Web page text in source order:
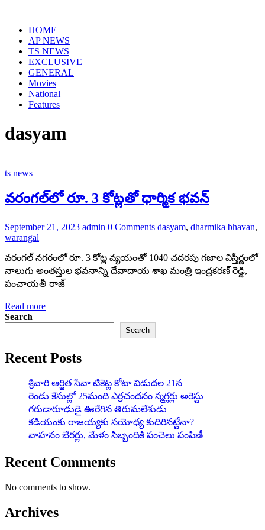
contentHOME
AP NEWS
TS NEWS
EXCLUSIVE
GENERAL
Movies
National
Features
dasyam
ts news
వ‌రంగ‌ల్‌లో రూ. 3 కోట్ల‌తో ధార్మిక భ‌వ‌న్
September 21, 2023 admin 0 Comments dasyam, dharmika bhavan,
warangal
వ‌రంగ‌ల్ న‌గ‌రంలో రూ. 3 కోట్ల వ్య‌యంతో 1040 చ‌ద‌ర‌పు గ‌జాల‌ విస్తీర్ణంలో
నాలుగు అంత‌స్తుల భ‌వ‌నాన్ని దేవాదాయ శాఖ మంత్రి ఇంద్ర‌క‌ర‌ణ్ రెడ్డి,
పంచాయ‌తీ రాజ్
Read more
Search
Search
Recent Posts
శ్రీవారి ఆర్జిత సేవా టికెట్ల కోటా విడుదల 21న
రెండు కేసుల్లో 25మంది ఎర్రచందనం స్మగ్లర్లు అరెస్టు
గరుడారూఢుడై ఊరేగిన తిరుమలేశుడు
కడియంకు రాజయ్యకు సయోధ్య కుదిరినట్టేనా?
వాహ‌నం బేర‌ర్లు, మేళం సిబ్బందికి పంచెలు పంపిణీ
Recent Comments
No comments to show.
Archives